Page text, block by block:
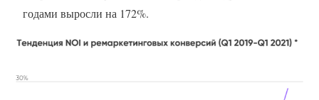
годами выросли на 172%.